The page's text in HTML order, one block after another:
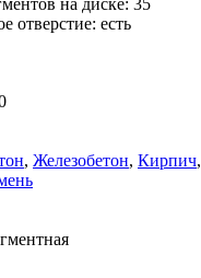
отверстие: есть
, Железобетон, Кирпич,